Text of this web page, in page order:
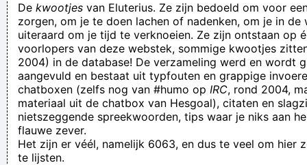
competitieatche, 51 keer scoorde hij
'En, waar heb je je zoal mee beziggehouden toen je
technisch werkloos was?' 'Oh, een beetje origami enzo...' 'En
ook wat nuttigs gedaan?' 'Nee, geen tijd voor gehad&
gelöfde mich nie of wa jong!? *spletch*
christenen zijn goedgelovig
lamalord: Barcaenrscaforlife geen kritiek op vanaken geven
aub
De kwootjes van Eluterius. Ze zijn bedoeld om voor
zorgen, om je te doen lachen of nadenken, om je in de
uiteraard om je tijd te verknoeien. Ze zijn ontstaan op
voorlopers van deze webstek, sommige kwootjes
2004) in de database! De verzameling werd en wordt
aangevuld en bestaat uit typfouten en grappige
chatboxen (zelfs nog van #humo op IRC, rond 2004,
materiaal uit de chatbox van Hesgoal), citaten en
nietszeggende spreekwoorden, tips waar je niks aan
flauwe zever.
Het zijn er véél, namelijk 6063, en dus te veel om hier
te lijsten.